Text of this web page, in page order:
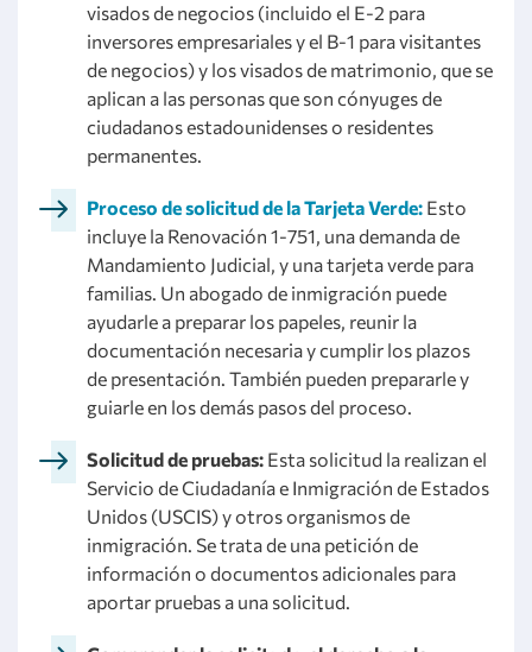
visados de negocios (incluido el E-2 para
inversores empresariales y el B-1 para visitantes
de negocios) y los visados de matrimonio, que se
aplican a las personas que son cónyuges de
ciudadanos estadounidenses o residentes
permanentes.
Proceso de solicitud de la Tarjeta Verde: Esto
incluye la Renovación 1-751, una demanda de
Mandamiento Judicial, y una tarjeta verde para
familias. Un abogado de inmigración puede
ayudarle a preparar los papeles, reunir la
documentación necesaria y cumplir los plazos
de presentación. También pueden prepararle y
guiarle en los demás pasos del proceso.
Solicitud de pruebas: Esta solicitud la realizan el
Servicio de Ciudadanía e Inmigración de Estados
Unidos (USCIS) y otros organismos de
inmigración. Se trata de una petición de
información o documentos adicionales para
aportar pruebas a una solicitud.